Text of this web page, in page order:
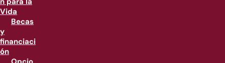
Vida
Becas
y
financiaci
ón